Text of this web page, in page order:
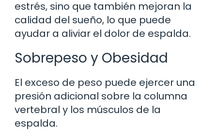
estrés, sino que también mejoran la
calidad del sueño, lo que puede
ayudar a aliviar el dolor de espalda.
Sobrepeso y Obesidad
El exceso de peso puede ejercer una
presión adicional sobre la columna
vertebral y los músculos de la
espalda.